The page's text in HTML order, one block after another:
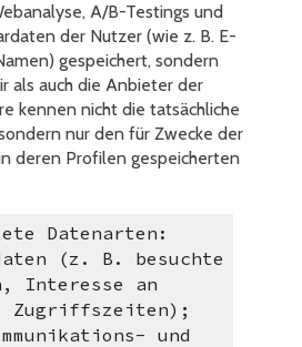
A/B-Testings und
der Nutzer (wie z. B. E-
gespeichert, sondern
als auch die Anbieter der
kennen nicht die tatsächliche
nur den für Zwecke der
deren Profilen gespeicherten
Datenarten:
(z. B. besuchte
Interesse an
Zugriffszeiten);
und